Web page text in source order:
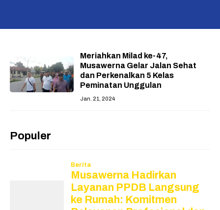
Meriahkan Milad ke-47,
Musawerna Gelar Jalan Sehat
dan Perkenalkan 5 Kelas
Peminatan Unggulan
Jan. 21, 2024
Populer